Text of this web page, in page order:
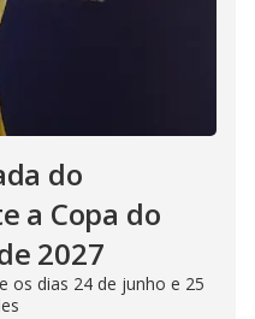
do
a Copa do
2027
os dias 24 de junho e 25